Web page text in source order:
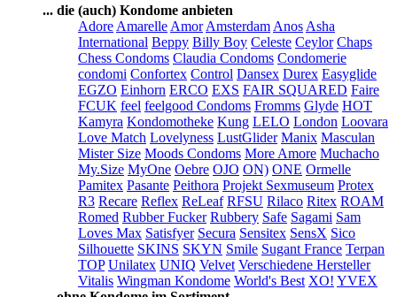
... die (auch) Kondome anbieten
Adore Amarelle Amor Amsterdam Anos Asha
International Beppy Billy Boy Celeste Ceylor Chaps
Chess Condoms Claudia Condoms Condomerie
condomi Confortex Control Dansex Durex Easyglide
EGZO Einhorn ERCO EXS FAIR SQUARED Faire
FCUK feel feelgood Condoms Fromms Glyde HOT
Kamyra Kondomotheke Kung LELO London Loovara
Love Match Lovelyness LustGlider Manix Masculan
Mister Size Moods Condoms More Amore Muchacho
My.Size MyOne Oebre OJO ON) ONE Ormelle
Pamitex Pasante Peithora Projekt Sexmuseum Protex
R3 Recare Reflex ReLeaf RFSU Rilaco Ritex ROAM
Romed Rubber Fucker Rubbery Safe Sagami Sam
Loves Max Satisfyer Secura Sensitex SensX Sico
Silhouette SKINS SKYN Smile Sugant France Terpan
TOP Unilatex UNIQ Velvet Verschiedene Hersteller
Vitalis Wingman Kondome World's Best XO! YVEX